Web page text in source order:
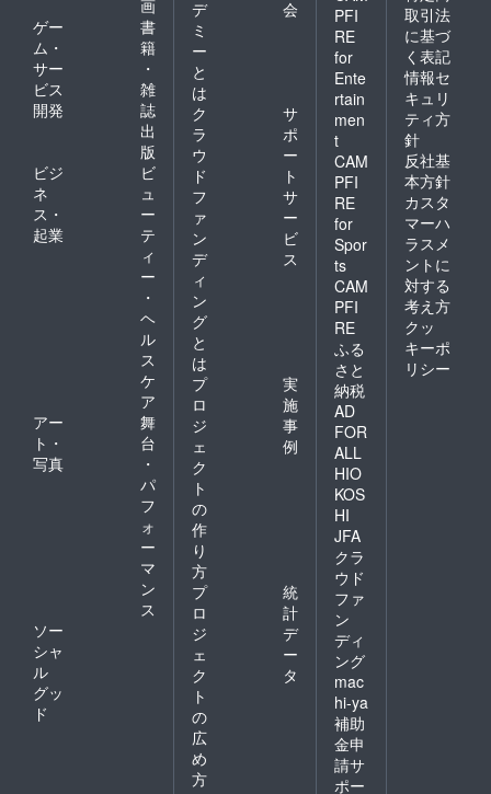
画
ゲー
ム・
サー
ビス
開発
書
籍
・
雑
誌
出
版
ビジ
ネ
ス・
起業
ビ
ュ
ー
テ
ィ
ー
・
ヘ
ル
ス
ケ
ア
アー
ト・
写真
舞
台
・
パ
フ
ォ
ー
マ
ン
ス
ソー
シャ
ル
グッ
ド
デ
ミ
ー
と
は
会
ク
ラ
ウ
ド
フ
ァ
ン
デ
ィ
ン
グ
と
は
サ
ポ
ー
ト
サ
ー
ビ
ス
プ
ロ
ジ
ェ
ク
ト
の
作
り
方
実
施
事
例
プ
ロ
ジ
ェ
ク
ト
の
広
め
方
統
計
デ
ー
タ
PFI
RE
for
Ente
rtain
men
t
CAM
PFI
RE
for
Spor
ts
CAM
PFI
RE
ふる
さと
納税
AD
FOR
ALL
HIO
KOS
HI
JFA
クラ
ウド
ファ
ン
ディ
ング
mac
hi-ya
補助
金申
請サ
ポー
取引法
に基づ
く表記
情報セ
キュリ
ティ方
針
反社基
本方針
カスタ
マーハ
ラスメ
ントに
対する
考え方
クッ
キーポ
リシー